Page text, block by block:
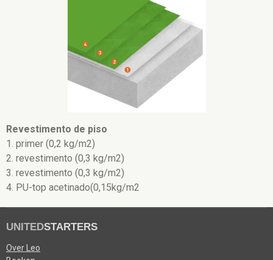
Revestimento de piso
1. primer (0,2 kg/m2)
2. revestimento (0,3 kg/m2)
3. revestimento (0,3 kg/m2)
4. PU-top acetinado(0,15kg/m2
UNITEDSTARTERS
Over Leo